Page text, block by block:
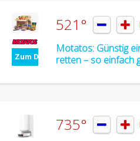
Zum Deal
521°  
Motatos: Günstig
retten – so einfach
735°  